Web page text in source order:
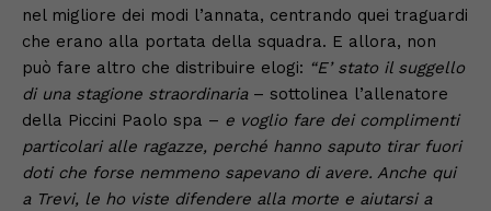
nel migliore dei modi l’annata, centrando quei traguardi
che erano alla portata della squadra. E allora, non
può fare altro che distribuire elogi: “E’ stato il suggello
di una stagione straordinaria– sottolinea l’allenatore
della Piccini Paolo spa – e voglio fare dei complimenti
particolari alle ragazze, perché hanno saputo tirar fuori
doti che forse nemmeno sapevano di avere. Anche qui
a Trevi, le ho viste difendere alla morte e aiutarsi a